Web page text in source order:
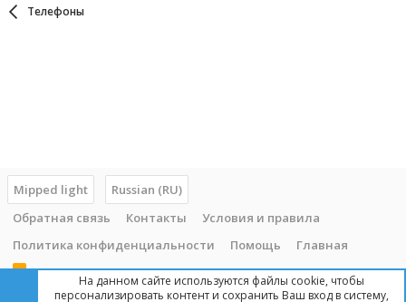
Телефоны
Mipped light
Russian (RU)
Обратная связь
Контакты
Условия и правила
Политика конфиденциальности
Помощь Главная
R
На данном сайте используются файлы cookie, чтобы
персонализировать контент и сохранить Ваш вход в систему,